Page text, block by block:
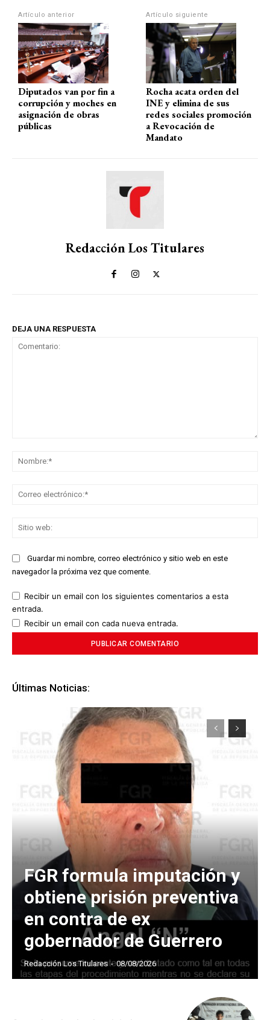
Artículo anterior
Diputados van por fin a
corrupción y moches en
asignación de obras
públicas
Artículo siguiente
Rocha acata orden del
INE y elimina de sus
redes sociales promoción
a Revocación de
Mandato
Redacción Los Titulares
DEJA UNA RESPUESTA
Guardar mi nombre, correo electrónico y sitio web en este
navegador la próxima vez que comente.
Recibir un email con los siguientes comentarios a esta
entrada.
Recibir un email con cada nueva entrada.
Últimas Noticias:
FGR formula imputación y
obtiene prisión preventiva
en contra de ex
gobernador de Guerrero
Redacción Los Titulares - 08/08/2026